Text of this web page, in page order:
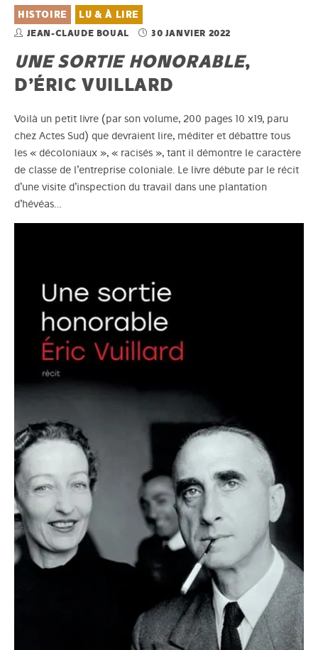
HISTOIRE LU & À LIRE
JEAN-CLAUDE BOUAL 30 JANVIER 2022
UNE SORTIE HONORABLE,
D’ÉRIC VUILLARD
Voilà un petit livre (par son volume, 200 pages 10 x19, paru
chez Actes Sud) que devraient lire, méditer et débattre tous
les « décoloniaux », « racisés », tant il démontre le caractère
de classe de l’entreprise coloniale. Le livre débute par le récit
d’une visite d’inspection du travail dans une plantation
d’hévéas…